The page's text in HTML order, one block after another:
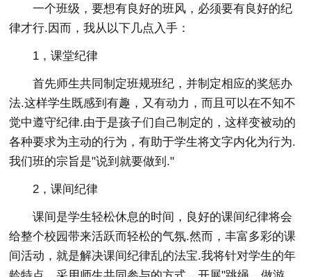
一个班级，要想有良好的班风，必须要有良好的纪
律才行.因而，我从以下几点入手：
1，课堂纪律
首先师生共同制定班规班纪，并制定相应的奖惩办
法.这样学生既感到有趣，又有动力，而且可以在不知不
觉中遵守纪律.由于是孩子们自己制定的，这样变被动的
各种要求为主动的行为，有助于学生将文字内化为行为.
我们班的宗旨是"说到就要做到."
2，课间纪律
课间是学生轻松休息的时间，良好的课间纪律将会
给整个校园带来活跃而轻松的气氛.然而，丰富多彩的课
间活动，就是解决课间纪律乱的法宝.我将针对学生的年